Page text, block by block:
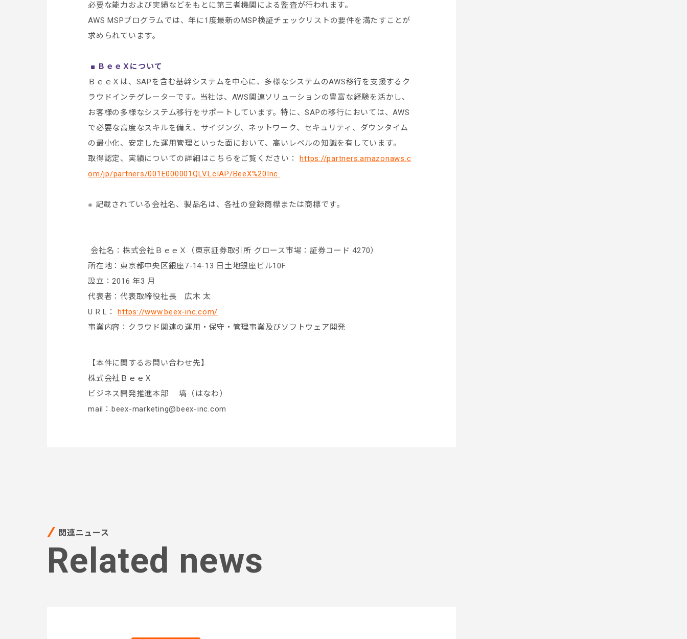
必要な能力および実績などをもとに第三者機関による監査が行われます。
AWS MSPプログラムでは、年に1度最新のMSP検証チェックリストの要件を満たすことが
求められています。
■ ＢｅｅＸについて
ＢｅｅＸは、SAPを含む基幹システムを中心に、多様なシステムのAWS移行を支援するク
ラウドインテグレーターです。当社は、AWS関連ソリューションの豊富な経験を活かし、
お客様の多様なシステム移行をサポートしています。特に、SAPの移行においては、AWS
で必要な高度なスキルを備え、サイジング、ネットワーク、セキュリティ、ダウンタイム
の最小化、安定した運用管理といった面において、高いレベルの知識を有しています。
取得認定、実績についての詳細はこちらをご覧ください：https://partners.amazonaws.c
om/jp/partners/001E000001QLVLcIAP/BeeX%20Inc.
※ 記載されている会社名、製品名は、各社の登録商標または商標です。
会社名：株式会社ＢｅｅＸ（東京証券取引所 グロース市場：証券コード 4270）
所在地：東京都中央区銀座7-14-13 日土地銀座ビル10F
設立：2016 年3 月
代表者：代表取締役社長 広木 太
U R L：https://www.beex-inc.com/
事業内容：クラウド関連の運用・保守・管理事業及びソフトウェア開発
【本件に関するお問い合わせ先】
株式会社ＢｅｅＸ
ビジネス開発推進本部 塙（はなわ）
mail：beex-marketing@beex-inc.com
関連ニュース
Related news